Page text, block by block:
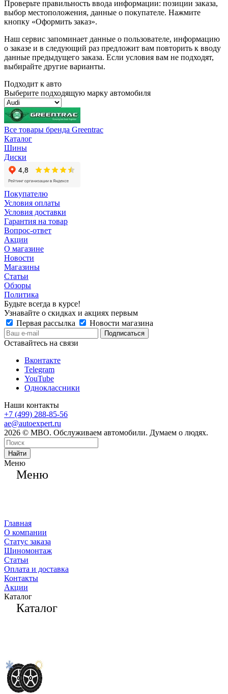
Проверьте правильность ввода информации: позиции заказа,
выбор местоположения, данные о покупателе. Нажмите
кнопку «Оформить заказ».
Наш сервис запоминает данные о пользователе, информацию
о заказе и в следующий раз предложит вам повторить к вводу
данные предыдущего заказа. Если условия вам не подходят,
выбирайте другие варианты.
Подходит к авто
Выберите подходящую марку автомобиля
Все товары бренда Greentrac
Каталог
Шины
Диски
Покупателю
Условия оплаты
Условия доставки
Гарантия на товар
Вопрос-ответ
Акции
О магазине
Новости
Магазины
Статьи
Обзоры
Политика
Будьте всегда в курсе!
Узнавайте о скидках и акциях первым
Первая рассылка
Новости магазина
Оставайтесь на связи
Вконтакте
Telegram
YouTube
Одноклассники
Наши контакты
+7 (499) 288-85-56
ae@autoexpert.ru
2026 © МВО. Обслуживаем автомобили. Думаем о людях.
Найти
Меню
Меню
Главная
О компании
Статус заказа
Шиномонтаж
Статьи
Оплата и доставка
Контакты
Акции
Каталог
Каталог